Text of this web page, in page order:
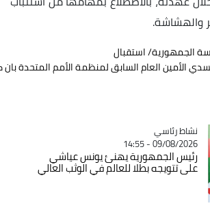
الأمم المتحدة بان كي مون وساما برتبة أثير
يونس عياشي
في الوثب العالي